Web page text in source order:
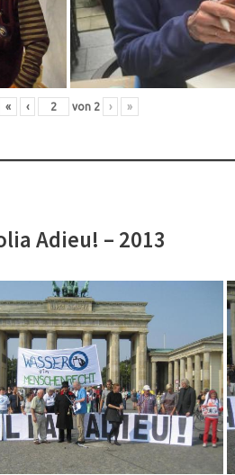
« ‹ von 2 › »
Adieu! – 2013